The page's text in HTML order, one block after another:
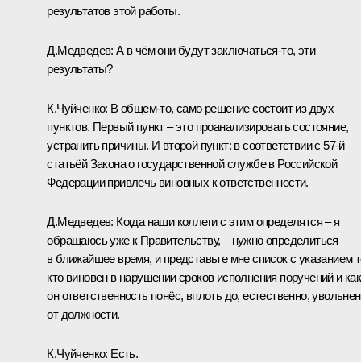
результатов этой работы.
Д.Медведев: А в чём они будут заключаться‑то, эти
результаты?
К.Чуйченко: В общем‑то, само решение состоит из двух
пунктов. Первый пункт – это проанализировать состояние,
устранить причины. И второй пункт: в соответствии с 57-й
статьёй Закона о государственной службе в Российской
Федерации привлечь виновных к ответственности.
Д.Медведев: Когда наши коллеги с этим определятся – я
обращаюсь уже к Правительству, – нужно определиться
в ближайшее время, и представьте мне список с указанием
кто виновен в нарушении сроков исполнения поручений и
он ответственность понёс, вплоть до, естественно,
от должности.
К.Чуйченко: Есть.